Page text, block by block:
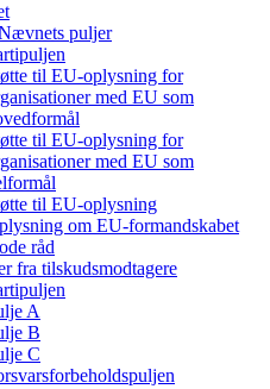
puljer
til EU-oplysning for
med EU som
til EU-oplysning for
med EU som
til EU-oplysning
om EU-formandskabet
råd
fra tilskudsmodtagere
A
B
C